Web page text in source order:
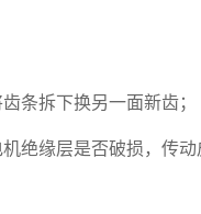
拆下换另一面新齿；
缘层是否破损，传动